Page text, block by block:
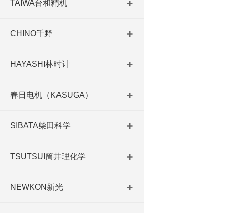
TAIWA台和精机
CHINO千野
HAYASHI林时计
春日电机（KASUGA）
SIBATA柴田科学
TSUTSUI筒井理化学
NEWKON新光